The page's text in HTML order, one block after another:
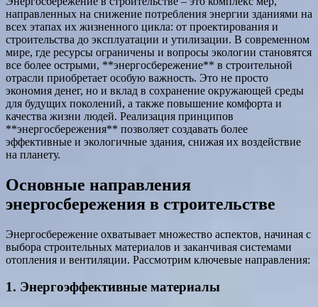
направленных на снижение потребления энергии зданиями на
всех этапах их жизненного цикла: от проектирования и
строительства до эксплуатации и утилизации. В современном
мире, где ресурсы ограничены и вопросы экологии становятся
все более острыми, **энергосбережение** в строительной
отрасли приобретает особую важность. Это не просто
экономия денег, но и вклад в сохранение окружающей среды
для будущих поколений, а также повышение комфорта и
качества жизни людей. Реализация принципов
**энергосбережения** позволяет создавать более
эффективные и экологичные здания, снижая их воздействие
на планету.
Основные направления
энергосбережения в строительстве
Энергосбережение охватывает множество аспектов, начиная с
выбора строительных материалов и заканчивая системами
отопления и вентиляции. Рассмотрим ключевые направления:
1. Энергоэффективные материалы